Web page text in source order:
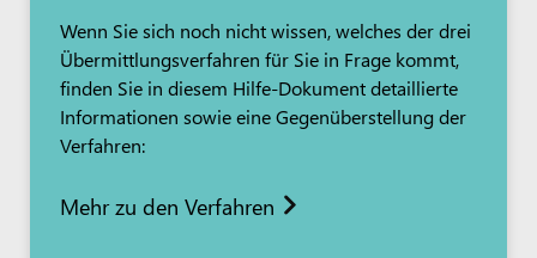
Wenn Sie sich noch nicht wissen, welches der drei
Übermittlungsverfahren für Sie in Frage kommt,
finden Sie in diesem Hilfe-Dokument detaillierte
Informationen sowie eine Gegenüberstellung der
Verfahren:
Mehr zu den Verfahren